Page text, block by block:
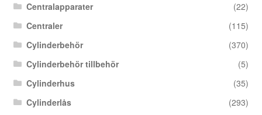
Centralapparater
(22)
Centraler
(115)
Cylinderbehör
(370)
Cylinderbehör tillbehör
(5)
Cylinderhus
(35)
Cylinderlås
(293)